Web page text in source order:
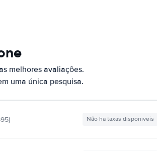
melhores avaliações.
uma única pesquisa.
Não há taxas disponíveis